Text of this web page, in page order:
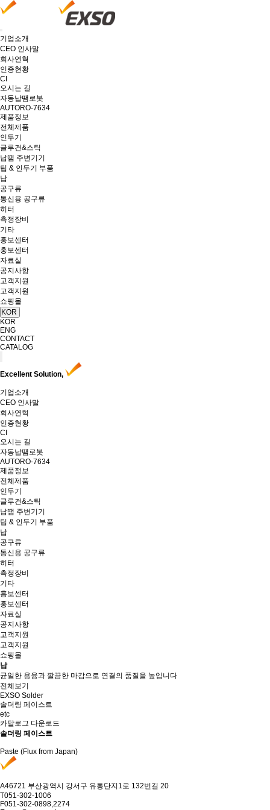
기업소개
CEO 인사말
회사연혁
인증현황
CI
오시는 길
자동납땜로봇
AUTORO-7634
제품정보
전체제품
인두기
글루건&스틱
납땜 주변기기
팁 & 인두기 부품
납
공구류
통신용 공구류
히터
측정장비
기타
홍보센터
홍보센터
자료실
공지사항
고객지원
고객지원
쇼핑몰
KOR
KOR
ENG
CONTACT
CATALOG
Excellent Solution,
기업소개
CEO 인사말
회사연혁
인증현황
CI
오시는 길
자동납땜로봇
AUTORO-7634
제품정보
전체제품
인두기
글루건&스틱
납땜 주변기기
팁 & 인두기 부품
납
공구류
통신용 공구류
히터
측정장비
기타
홍보센터
홍보센터
자료실
공지사항
고객지원
고객지원
쇼핑몰
납
균일한 용융과 깔끔한 마감으로 연결의 품질을 높입니다
전체보기
EXSO Solder
솔더링 페이스트
etc
카달로그 다운로드
솔더링 페이스트
Paste (Flux from Japan)
A46721 부산광역시 강서구 유통단지1로 132번길 20
T051-302-1006
F051-302-0898,2274